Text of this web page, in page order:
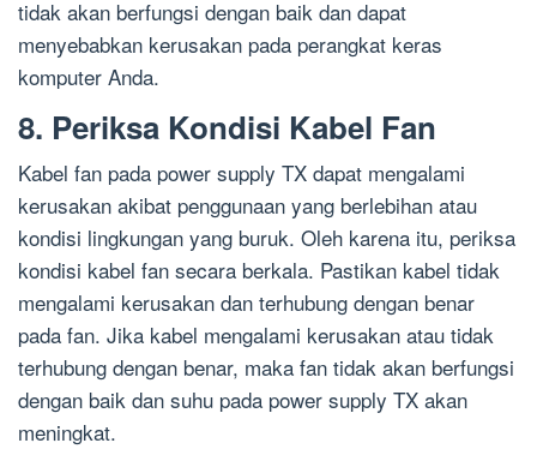
tidak akan berfungsi dengan baik dan dapat
menyebabkan kerusakan pada perangkat keras
komputer Anda.
8. Periksa Kondisi Kabel Fan
Kabel fan pada power supply TX dapat mengalami
kerusakan akibat penggunaan yang berlebihan atau
kondisi lingkungan yang buruk. Oleh karena itu, periksa
kondisi kabel fan secara berkala. Pastikan kabel tidak
mengalami kerusakan dan terhubung dengan benar
pada fan. Jika kabel mengalami kerusakan atau tidak
terhubung dengan benar, maka fan tidak akan berfungsi
dengan baik dan suhu pada power supply TX akan
meningkat.